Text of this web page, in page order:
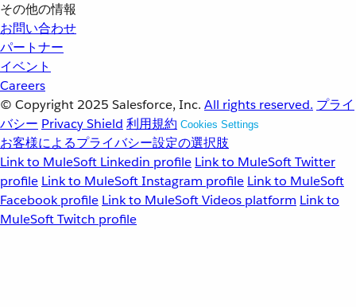
その他の情報
お問い合わせ
パートナー
イベント
Careers
© Copyright 2025 Salesforce, Inc. All rights reserved. プライ
バシー Privacy Shield 利用規約 Cookies Settings
お客様によるプライバシー設定の選択肢
Link to MuleSoft Linkedin profile Link to MuleSoft Twitter
profile Link to MuleSoft Instagram profile Link to MuleSoft
Facebook profile Link to MuleSoft Videos platform Link to
MuleSoft Twitch profile